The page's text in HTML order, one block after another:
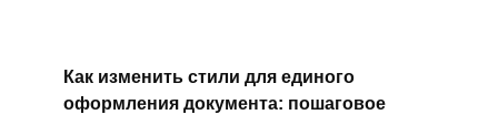
Как изменить стили для единого
оформления документа: пошаговое